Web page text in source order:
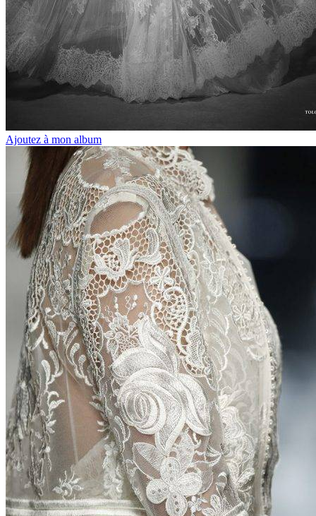
Ajoutez à mon album